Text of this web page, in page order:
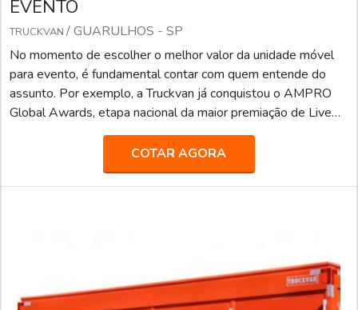
EVENTO
TRUCKVAN / GUARULHOS - SP
No momento de escolher o melhor valor da unidade móvel
para evento, é fundamental contar com quem entende do
assunto. Por exemplo, a Truckvan já conquistou o AMPRO
Global Awards, etapa nacional da maior premiação de Live
Marketing do mundo, na categoria “Melhor Fornecedora”.A
empresa já atendeu grandes agências de comunicação,
propaganda, publicidade e live marketing, como África,
BFerraz, TUDO, entre outras, realizando ações especiais e
COTAR AGORA